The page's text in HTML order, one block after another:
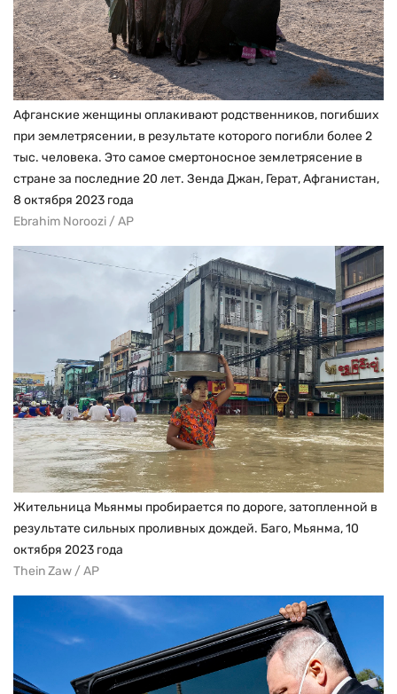
Афганские женщины оплакивают родственников, погибших
при землетрясении, в результате которого погибли более 2
тыс. человека. Это самое смертоносное землетрясение в
стране за последние 20 лет. Зенда Джан, Герат, Афганистан,
8 октября 2023 года
Ebrahim Noroozi / AP
Жительница Мьянмы пробирается по дороге, затопленной в
результате сильных проливных дождей. Баго, Мьянма, 10
октября 2023 года
Thein Zaw / AP